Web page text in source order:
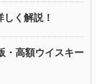
く解説！
・高額ウイスキー